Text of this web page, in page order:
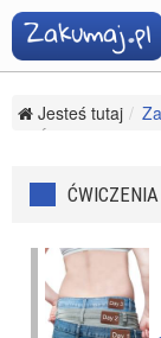
Jesteś tutaj
Ćwiczenia cardio